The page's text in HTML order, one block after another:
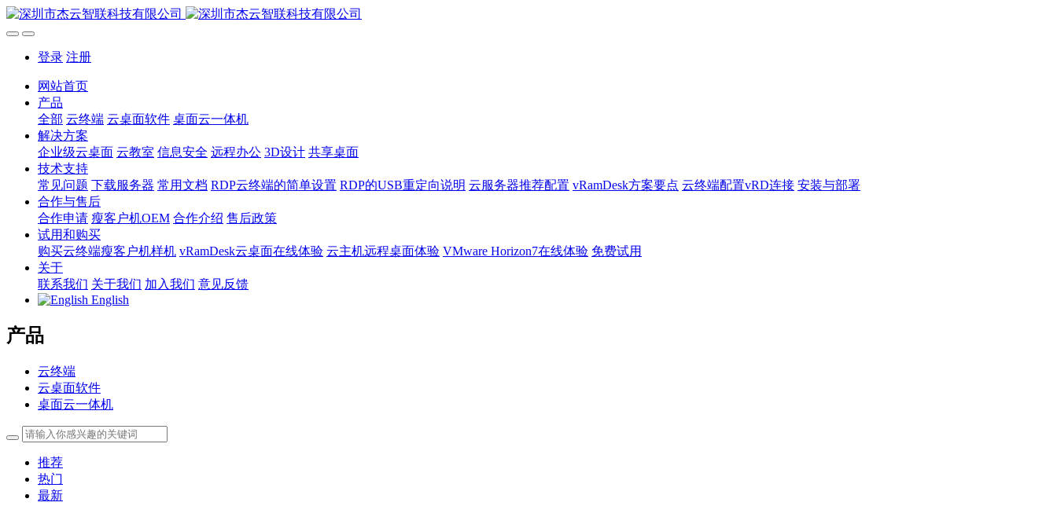
登录 注册
网站首页
产品
全部 云终端 云桌面软件 桌面云一体机
解决方案
企业级云桌面 云教室 信息安全 远程办公 3D设计 共享桌面
技术支持
常见问题 下载服务器 常用文档 RDP云终端的简单设置 RDP的USB重定向说明 云服务器推荐配置 vRamDesk方案要点 云终端配置vRD连接 安装与部署
合作与售后
合作申请 瘦客户机OEM 合作介绍 售后政策
试用和购买
购买云终端瘦客户机样机 vRamDesk云桌面在线体验 云主机远程桌面体验 VMware Horizon7在线体验 免费试用
关于
联系我们 关于我们 加入我们 意见反馈
English
产品
云终端
云桌面软件
桌面云一体机
推荐
热门
最新